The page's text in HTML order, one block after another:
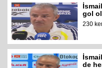
gol
230
de